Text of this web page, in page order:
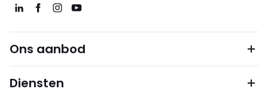
Ons aanbod
Diensten